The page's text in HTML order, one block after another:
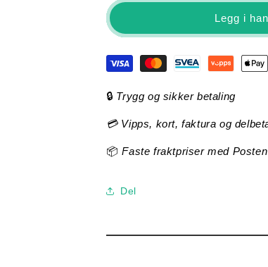
-
Gen
(Lithium
Grey)
-
Gen
(Lithium
Grey)
Legg i
🔒 Trygg og sikker betaling
💳 Vipps, kort, faktura og
📦Faste fraktpriser med Posten
Del